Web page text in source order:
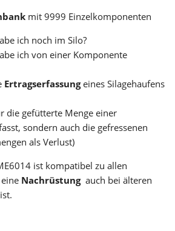
mit 9999 Einzelkomponenten
ich noch im Silo?
ich von einer Komponente
Ertragserfassung eines Silagehaufens
die gefütterte Menge einer
sondern auch die gefressenen
als Verlust)
ist kompatibel zu allen
Nachrüstung auch bei älteren